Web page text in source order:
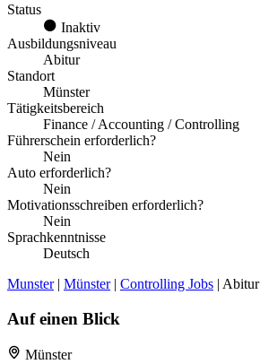
Status
Inaktiv
Ausbildungsniveau
Abitur
Standort
Münster
Tätigkeitsbereich
Finance / Accounting / Controlling
Führerschein erforderlich?
Nein
Auto erforderlich?
Nein
Motivationsschreiben erforderlich?
Nein
Sprachkenntnisse
Deutsch
Munster| Münster| Controlling Jobs | Abitur
Auf einen Blick
Münster